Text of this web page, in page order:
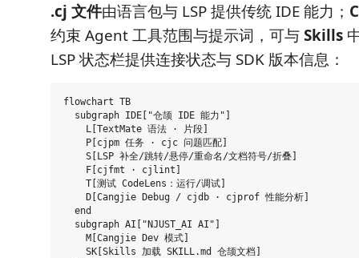
.cj 文件由语言包与 LSP 提供传统 IDE 能力；
约束 Agent 工具范围与提示词，可与Skills
LSP 状态栏提供连接状态与 SDK 版本信息：
flowchart TB
  subgraph IDE["仓颉 IDE 能力"]
    L[TextMate 语法 · 片段]
    P[cjpm 任务 · cjc 问题匹配]
    S[LSP 补全/跳转/悬停/重命名/文档符号/折叠]
    F[cjfmt · cjlint]
    T[测试 CodeLens：运行/调试]
    D[Cangjie Debug / cjdb · cjprof 性能分析]
  end
  subgraph AI["NJUST_AI AI"]
    M[Cangjie Dev 模式]
    SK[Skills 加载 SKILL.md 仓颉文档]